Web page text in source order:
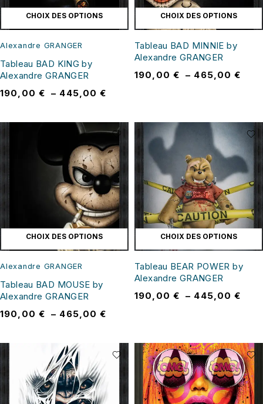
CHOIX DES OPTIONS
Alexandre GRANGER
Tableau BAD KING by
Alexandre GRANGER
190,00 € – 445,00€
CHOIX DES OPTIONS
Tableau BAD MINNIE by
Alexandre GRANGER
190,00 € – 465,00€
CHOIX DES OPTIONS
Alexandre GRANGER
Tableau BAD MOUSE by
Alexandre GRANGER
190,00 € – 465,00€
CHOIX DES OPTIONS
Tableau BEAR POWER by
Alexandre GRANGER
190,00 € – 445,00€